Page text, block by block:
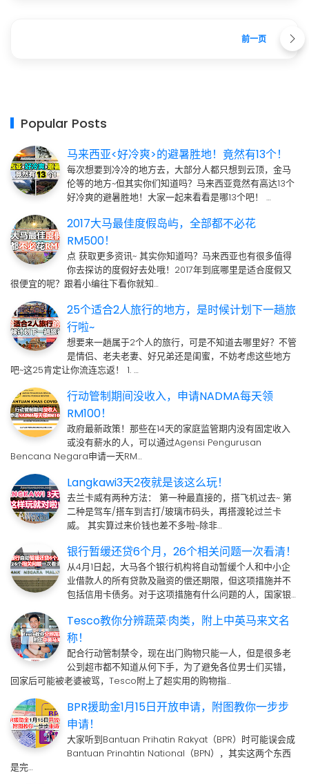
前一页
Popular Posts
马来西亚<好冷爽>的避暑胜地！竟然有13个！
每次想要到冷冷的地方去，大部分人都只想到云顶，金马
伦等的地方~但其实你们知道吗？马来西亚竟然有高达13个
好冷爽的避暑胜地！大家一起来看看是哪13个吧！ …
2017大马最佳度假岛屿，全部都不必花
RM500！
点 获取更多资讯~ 其实你知道吗？马来西亚也有很多值得
你去探访的度假好去处哦！2017年到底哪里是适合度假又
很便宜的呢？跟着小编往下看你就知…
25个适合2人旅行的地方，是时候计划下一趟旅
行啦~
想要来一趟属于2个人的旅行，可是不知道去哪里好？不管
是情侣、老夫老妻、好兄弟还是闺蜜，不妨考虑这些地方
吧~这25肯定让你流连忘返！ 1. …
行动管制期间没收入，申请NADMA每天领
RM100！
政府最新政策！那些在14天的家庭监管期内没有固定收入
或没有薪水的人，可以通过Agensi Pengurusan
Bencana Negara申请一天RM…
Langkawi3天2夜就是该这么玩！
去兰卡威有两种方法： 第一种最直接的，搭飞机过去~ 第
二种是驾车/搭车到吉打/玻璃市码头，再搭渡轮过兰卡
威。 其实算过来价钱也差不多啦~除非…
银行暂缓还贷6个月，26个相关问题一次看清！
从4月1日起，大马各个银行机构将自动暂缓个人和中小企
业借款人的所有贷款及融资的偿还期限，但这项措施并不
包括信用卡债务。对于这项措施有什么问题的人，国家银…
Tesco教你分辨蔬菜·肉类，附上中英马来文名
称！
配合行动管制禁令，现在出门购物只能一人，但是很多老
公到超市都不知道从何下手，为了避免各位男士们买错，
回家后可能被老婆被骂，Tesco附上了超实用的购物指…
BPR援助金1月15日开放申请，附图教你一步步
申请！
大家听到Bantuan Prihatin Rakyat（BPR）时可能误会成
Bantuan Prinahtin National（BPN），其实这两个东西
是完…